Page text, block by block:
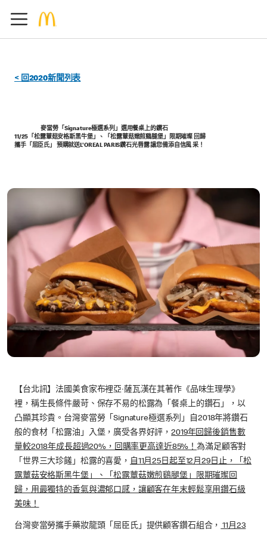
< 回2020新聞列表
麥當勞「Signature極選系列」選用餐桌上的鑽石
11/25「松露蕈菇安格斯黑牛堡」、「松露蕈菇嫩煎鷄腿堡」限期璀璨 回歸
攜手「屈臣氏」 預購就送L'OREAL PARIS鑽石光唇露 讓您備添自信風 采！
【台北訊】法國美食家布裡亞‧薩瓦漢在其著作《品味生理學》
裡，稱生長條件嚴苛、保存不易的松露為「餐桌上的鑽石」，以
凸顯其珍貴。台灣麥當勞「Signature極選系列」自2018年將鑽石
般的食材「松露油」入堡，廣受各界好評，2019年回歸後銷售數
量較2018年成長超過20%，回購率更高達近85%！為滿足顧客對
「世界三大珍饈」松露的喜愛， 自11月25日起至12月29日止，「松
露蕈菇安格斯黑牛堡」、「松露蕈菇嫩煎鷄腿堡」限期璀璨回
歸，用最獨特的香氣與濃郁口感，讓顧客在年末輕鬆享用鑽石級
美味！
台灣麥當勞攜手藥妝龍頭「屈臣氏」提供顧客鑽石組合， 11月23